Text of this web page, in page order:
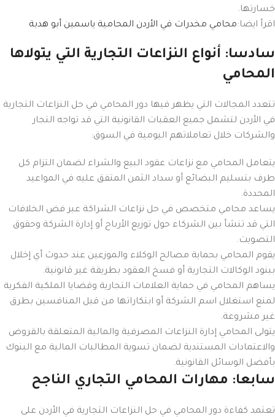
خسارتها.
اقرأ ايضا:محامي مخدرات في الأردن المحامية ياسمين أبو هدبة
سادسا: أنواع النزاعات التجارية التي يتولاها
المحامي
تتعدد المجالات التي يظهر فيها دور المحامي في حل النزاعات التجارية
في الأردن لتشمل جميع العقبات القانونية التي قد تواجه التجار
والشركات خلال تعاملاتهم اليومية في السوق:
يتعامل المحامي مع نزاعات عقود البيع والشراء لضمان التزام كل
طرف بتسليم البضائع أو سداد الثمن المتفق عليه في المواعيد
المحددة.
يساعد محامي متخصص في حل نزاعات الشراكة عبر فض الخلافات
التي قد تنشأ بين الشركاء حول توزيع الأرباح أو إدارة الشركة وحقوق
التصويت.
يقوم المحامي بحماية مصالح الوكلاء والموزعين عند حدوث أي إخلال
ببنود الوكالات التجارية أو فسخ العقود بطريقة غير قانونية.
يساهم المحامي في حماية العلامات التجارية وقضايا الملكية الفكرية
لمنع استغلال اسم الشركة أو ابتكاراتها من قبل المنافسين بطرق
غير مشروعة.
يتولى المحامي إدارة النزاعات المصرفية والمالية المتعلقة بالقروض
والاعتمادات المستندية لضمان تسوية المطالبات المالية مع البنوك
بأفضل الوسائل القانونية.
سابعا: مهارات المحامي التجاري الناجح
تعتمد كفاءة دور المحامي في حل النزاعات التجارية في الأردن على